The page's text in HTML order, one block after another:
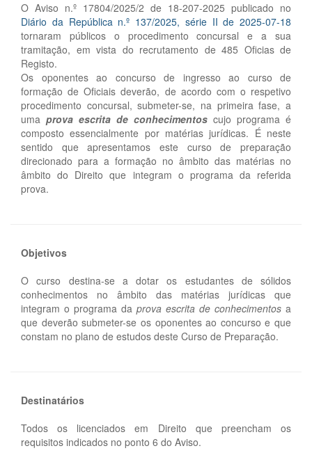
O Aviso n.º 17804/2025/2 de 18-207-2025 publicado no
Diário da República n.º 137/2025, série II de 2025-07-18
tornaram públicos o procedimento concursal e a sua
tramitação, em vista do recrutamento de 485 Oficias de
Registo.
Os oponentes ao concurso de ingresso ao curso de
formação de Oficiais deverão, de acordo com o respetivo
procedimento concursal, submeter-se, na primeira fase, a
uma prova escrita de conhecimentos cujo programa é
composto essencialmente por matérias jurídicas. É neste
sentido que apresentamos este curso de preparação
direcionado para a formação no âmbito das matérias no
âmbito do Direito que integram o programa da referida
prova.
Objetivos
O curso destina-se a dotar os estudantes de sólidos
conhecimentos no âmbito das matérias jurídicas que
integram o programa da prova escrita de conhecimentos a
que deverão submeter-se os oponentes ao concurso e que
constam no plano de estudos deste Curso de Preparação.
Destinatários
Todos os licenciados em Direito que preencham os
requisitos indicados no ponto 6 do Aviso.